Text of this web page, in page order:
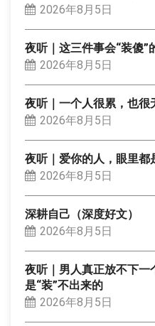
2026年8月5日
夜听｜这三件事会“装傻”
2026年8月5日
夜听｜一个人很累，也很
2026年8月5日
夜听｜爱你的人，眼里都
2026年8月5日
深耕自己（深度好文）
2026年8月5日
夜听｜男人真正放不下一
是“装”不出来的
2026年8月5日